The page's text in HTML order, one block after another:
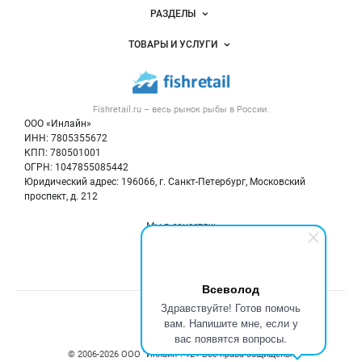
Всеволод
Здравствуйте! Готов помочь
вам. Напишите мне, если у
вас появятся вопросы.
Fishretail.ru – весь рынок рыбы в России.
ООО «Инлайн»
ИНН: 7805355672
КПП: 780501001
ОГРН: 1047855085442
Юридический адрес: 196066, г. Санкт-Петербург, Московский
проспект, д. 212
Новости Fishretail.ru
Размещение рекламы
Публичная оферта
Контактная информация
Политика обработки персональных данных
РАЗДЕЛЫ
Объявления
Новости рынка
Блог
ТОВАРЫ И УСЛУГИ
Рыба
Икра
Карта объявлений
Мы в соцсетях:
Счетчики, авторское право, логотипы
© 2006‑2026 ООО “Инлайн”. 12+ Все права защищены.